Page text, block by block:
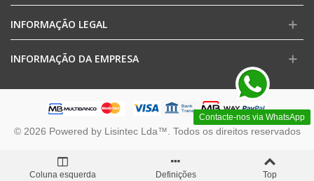
Contacte-nos via WhatsApp
INFORMAÇÃO LEGAL
INFORMAÇÃO DA EMPRESA
© 2026 Powered by Lisintec Lda™. Todos os direitos reservados
Coluna esquerda Definições Top